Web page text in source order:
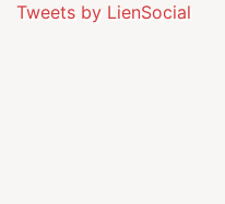
Tweets by LienSocial